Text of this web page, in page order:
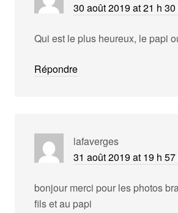
30 août 2019 at 21 h 30
Qui est le plus heureux, le papi
Répondre
lafaverges
31 août 2019 at 19 h 57
bonjour merci pour les photos
fils et au papi